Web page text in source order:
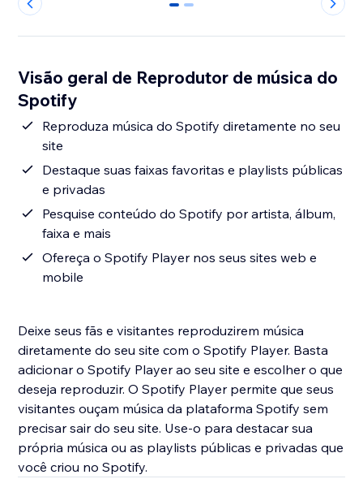
0 1
Visão geral de Reprodutor de música do
Spotify
Reproduza música do Spotify diretamente no seu
site
Destaque suas faixas favoritas e playlists públicas
e privadas
Pesquise conteúdo do Spotify por artista, álbum,
faixa e mais
Ofereça o Spotify Player nos seus sites web e
mobile
Deixe seus fãs e visitantes reproduzirem música
diretamente do seu site com o Spotify Player. Basta
adicionar o Spotify Player ao seu site e escolher o que
deseja reproduzir. O Spotify Player permite que seus
visitantes ouçam música da plataforma Spotify sem
precisar sair do seu site. Use-o para destacar sua
própria música ou as playlists públicas e privadas que
você criou no Spotify.